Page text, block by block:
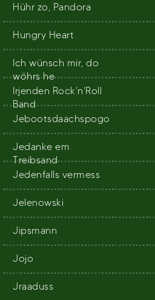
Hühr zo, Pandora
Hungry Heart
Ich wünsch mir, do
wöhrs he
Irjenden Rock'n'Roll
Band
Jebootsdaachspogo
Jedanke em
Treibsand
Jedenfalls vermess
Jelenowski
Jipsmann
Jojo
Jraaduss